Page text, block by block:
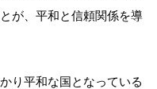
が、平和と信頼関係を導
り平和な国となっている